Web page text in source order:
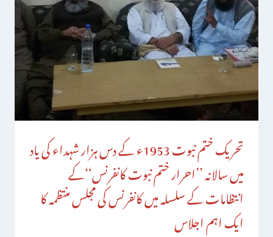
تحریک ختم نبوت 1953ء کے دس ہزار شہداء کی یاد
میں سالانہ ’’احرار ختم نبوت کانفرنس‘‘کے
انتظامات کے سلسلہ میں کانفرنس کی مجلس منتظمہ کا
ایک اہم اجلاس